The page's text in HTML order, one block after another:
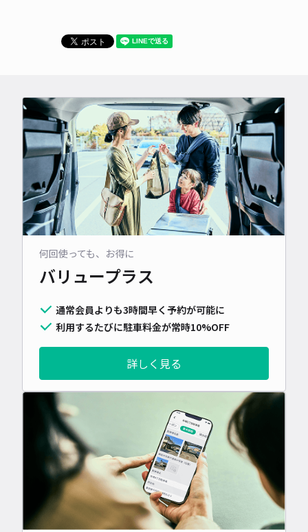
何回使っても、お得に
バリュープラス
通常会員よりも3時間早く予約が可能に
利用するたびに駐車料金が常時10%OFF
詳しく見る